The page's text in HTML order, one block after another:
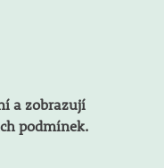
a zobrazují
podmínek.